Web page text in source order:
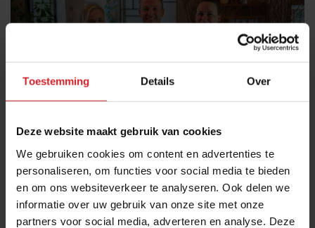
Toestemming Details Over
Deze website maakt gebruik van cookies
We gebruiken cookies om content en advertenties te
personaliseren, om functies voor social media te bieden
en om ons websiteverkeer te analyseren. Ook delen we
informatie over uw gebruik van onze site met onze
partners voor social media, adverteren en analyse. Deze
Zoë Jonker nieuwe chef bij Bistro LOF op
Landgoed Parc Broekhuizen